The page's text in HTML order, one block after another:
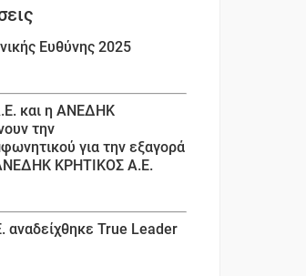
Ευθύνης 2025
και η ΑΝΕΔΗΚ
την
για την εξαγορά
ΑΝΕΔΗΚ ΚΡΗΤΙΚΟΣ Α.Ε.
True Leader